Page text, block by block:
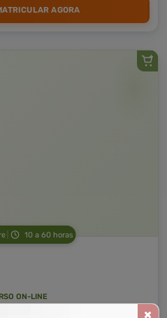
AGORA
10 a 60 horas
ON-LINE